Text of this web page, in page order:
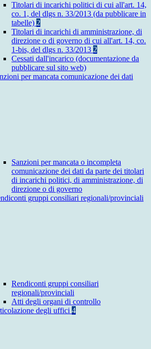
Titolari di incarichi politici di cui all'art. 14,
co. 1, del dlgs n. 33/2013 (da pubblicare in
tabelle) 2
Titolari di incarichi di amministrazione, di
direzione o di governo di cui all'art. 14, co.
1-bis, del dlgs n. 33/2013 2
Cessati dall'incarico (documentazione da
pubblicare sul sito web)
per mancata comunicazione dei dati
Sanzioni per mancata o incompleta
comunicazione dei dati da parte dei titolari
di incarichi politici, di amministrazione, di
direzione o di governo
gruppi consiliari regionali/provinciali
Rendiconti gruppi consiliari
regionali/provinciali
Atti degli organi di controllo
degli uffici 4